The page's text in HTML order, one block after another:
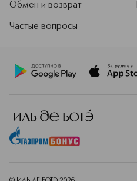
Обмен и возврат
Частые вопросы